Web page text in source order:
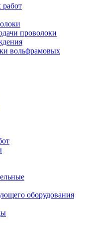
работ
проволоки
вольфрамовых
оборудования